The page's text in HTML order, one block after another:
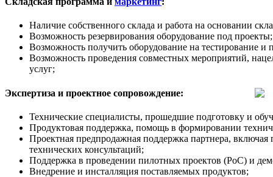
Наличие собственного склада и работа на основании
Возможность резервирования оборудование под проекты;
Возможность получить оборудование на тестирование и
Возможность проведения совместных мероприятий,
услуг;
Экспертиза и проектное сопровождение:
Технические специалисты, прошедшие подготовку и
Продуктовая поддержка, помощь в формировании
Проектная предпродажная поддержка партнера, включая
технических консультаций;
Поддержка в проведении пилотных проектов (PoC) и
Внедрение и инсталляция поставляемых продуктов;